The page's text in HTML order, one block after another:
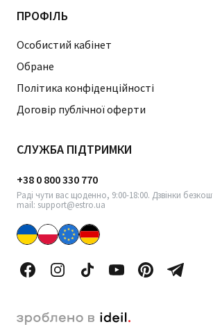
ПРОФІЛЬ
Особистий кабінет
Обране
Політика конфіденційності
Договір публічної оферти
СЛУЖБА ПІДТРИМКИ
+38 0 800 330 770
Раді чути вас щоденно, 9:00-18:00. Дзвінки
mail: support@estro.ua